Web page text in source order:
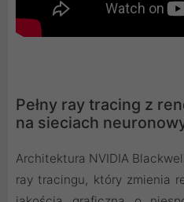
Pełny ray tracing z
na sieciach
Architektura NVIDIA
ray tracingu, który zmienia